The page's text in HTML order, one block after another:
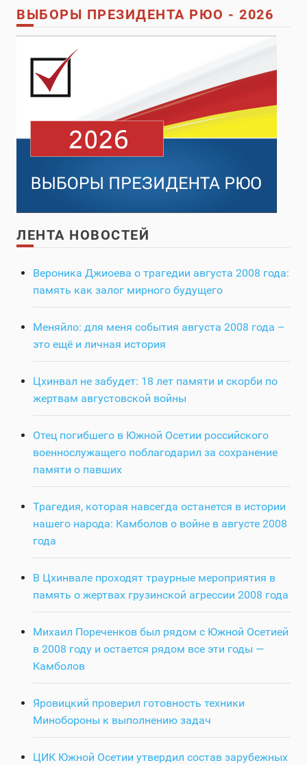
ВЫБОРЫ ПРЕЗИДЕНТА РЮО - 2026
ЛЕНТА НОВОСТЕЙ
Вероника Джиоева о трагедии августа 2008 года:
память как залог мирного будущего
Меняйло: для меня события августа 2008 года –
это ещё и личная история
Цхинвал не забудет: 18 лет памяти и скорби по
жертвам августовской войны
Отец погибшего в Южной Осетии российского
военнослужащего поблагодарил за сохранение
памяти о павших
Трагедия, которая навсегда останется в истории
нашего народа: Камболов о войне в августе 2008
года
В Цхинвале проходят траурные мероприятия в
память о жертвах грузинской агрессии 2008 года
Михаил Пореченков был рядом с Южной Осетией
в 2008 году и остается рядом все эти годы —
Камболов
Яровицкий проверил готовность техники
Минобороны к выполнению задач
ЦИК Южной Осетии утвердил состав зарубежных